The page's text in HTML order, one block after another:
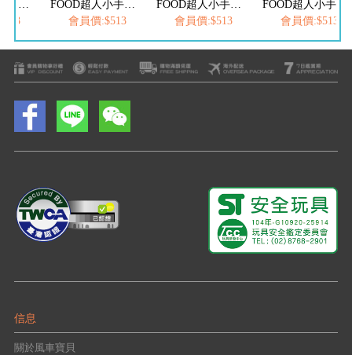
會員價:$513
會員價:$513
會員價:$513
信息
關於風車寶貝